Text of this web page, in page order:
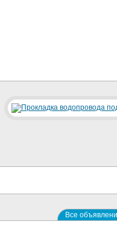
Все